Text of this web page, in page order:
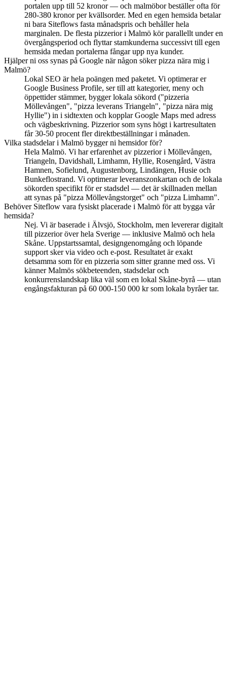
portalen upp till 52 kronor — och malmöbor beställer ofta för
280-380 kronor per kvällsorder. Med en egen hemsida betalar
ni bara Siteflows fasta månadspris och behåller hela
marginalen. De flesta pizzerior i Malmö kör parallellt under en
övergångsperiod och flyttar stamkunderna successivt till egen
hemsida medan portalerna fångar upp nya kunder.
Hjälper ni oss synas på Google när någon söker pizza nära mig i
Malmö?
Lokal SEO är hela poängen med paketet. Vi optimerar er
Google Business Profile, ser till att kategorier, meny och
öppettider stämmer, bygger lokala sökord ("pizzeria
Möllevången", "pizza leverans Triangeln", "pizza nära mig
Hyllie") in i sidtexten och kopplar Google Maps med adress
och vägbeskrivning. Pizzerior som syns högt i kartresultaten
får 30-50 procent fler direktbeställningar i månaden.
Vilka stadsdelar i Malmö bygger ni hemsidor för?
Hela Malmö. Vi har erfarenhet av pizzerior i Möllevången,
Triangeln, Davidshall, Limhamn, Hyllie, Rosengård, Västra
Hamnen, Sofielund, Augustenborg, Lindängen, Husie och
Bunkeflostrand. Vi optimerar leveranszonkartan och de lokala
sökorden specifikt för er stadsdel — det är skillnaden mellan
att synas på "pizza Möllevångstorget" och "pizza Limhamn".
Behöver Siteflow vara fysiskt placerade i Malmö för att bygga vår
hemsida?
Nej. Vi är baserade i Älvsjö, Stockholm, men levererar digitalt
till pizzerior över hela Sverige — inklusive Malmö och hela
Skåne. Uppstartssamtal, designgenomgång och löpande
support sker via video och e-post. Resultatet är exakt
detsamma som för en pizzeria som sitter granne med oss. Vi
känner Malmös sökbeteenden, stadsdelar och
konkurrenslandskap lika väl som en lokal Skåne-byrå — utan
engångsfakturan på 60 000-150 000 kr som lokala byråer tar.